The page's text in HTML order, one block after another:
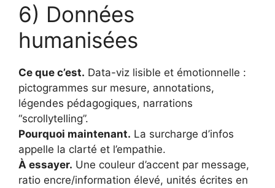
6) Données
humanisées
Ce que c’est. Data-viz lisible et émotionnelle :
pictogrammes sur mesure, annotations,
légendes pédagogiques, narrations
“scrollytelling”.
Pourquoi maintenant. La surcharge d’infos
appelle la clarté et l’empathie.
À essayer. Une couleur d’accent par message,
ratio encre/information élevé, unités écrites en